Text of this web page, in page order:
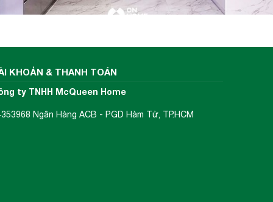
KHOẢN & THANH TOÁN
ty TNHH McQueen Home
Ngân Hàng ACB - PGD Hàm Tử, TP.HCM